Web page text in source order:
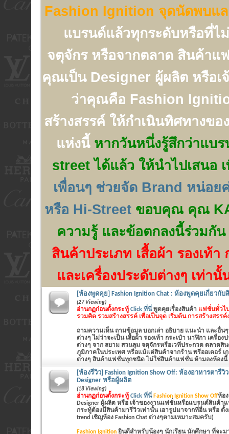
Fashion Ignition จุดนัดพบแ
แบรนด์แล้วทุกระดับหรือที่ไ
จตุจักร หรือจากตลาด สินค้าแ
คุณเป็น Designer ผู้ผลิต หรือเ
ว่าคุณคือ Fashion
สร้างสรรค์ ให้กำเนินทิศทางข
แห่งนี้ หากวันหนึ่งรู้สึกว่าแบ
street ได้แล้ว ให้นำไปเสนอ
เพื่อนๆ ช่วยจัด Brand หน่อย
หรือ Hi-Streetขอบคุณ คุณ
ความรู้ และข้อตกลงนี้ร่วมกัน
สินค้าประเภท เสื้อผ้า รองเท้า
และเครื่องประดับต่างๆ เท่านั้
[ห้องพูดคุย] Fashion Ignition Chat : ห้องพูดคุยเกี่ยวกั
(27 Viewing)
อ่านกฏก่อนตั้งกระทู้ Click ที่นี่ พูดคุยเรื่องสินค้าแฟชั่นทั่วไป
รวมคิด รวมสร้างสรรค์ เพื่อเป็นจุด เริ่มต้น การสร้างสรร
ถามความเห็น ถามข้อมูล บอกเล่า อธิบาย แนะนำ และอื่น
ต่างๆ ไม่ว่าจะเป็นเสื้อผ้า รองเท้า กระเป๋า นาฬิกา เครื่อง
ต่างๆ จาก สยาม สวนลุม จตุจักรหรือเวทีประกวด ตลาดสิ
ภูมิภาคในประเทศ หรือแม้แต่สินค้าจากร้าน พรีออเดอร์ เ
ต่างๆ สินค้าแฟชั่นทุกชนิด ไม่ใช่สินค้าแฟชั่น ห้ามลงห้องนี้
[ห้องรีวิว] Fashion Ignition Show Off: ห้องอาหารตารี
Designer หรือผู้ผลิต
(18 Viewing)
อ่านกฏก่อนตั้งกระทู้ Click ที่นี่ Fashion Ignition Show Offห้อ
Designer ผู้ผลิต หรือ เจ้าของงานแฟชั่นหรือแบรนด์สินค้า
กระทู้ต้องมีสินค้ามารีวิวเท่านั้น เอารูปมาจากที่อื่น หรือ ตั้
trend เชิญห้อง Fashion Chat ต่างๆตามเหมาะสมครับ)
Fashion Ignitionยินดีสำหรับน้องๆ นักเรียน นักศึกษา ที่จะม